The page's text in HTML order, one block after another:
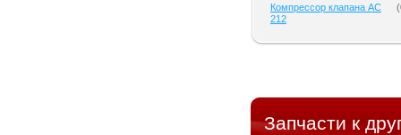
Компрессор клапана AC
212
(
Запчасти к